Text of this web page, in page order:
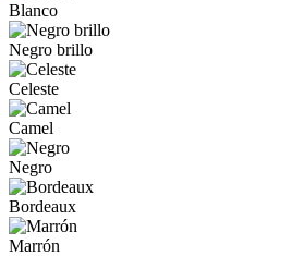
Blanco
Negro brillo
Celeste
Camel
Negro
Bordeaux
Marrón